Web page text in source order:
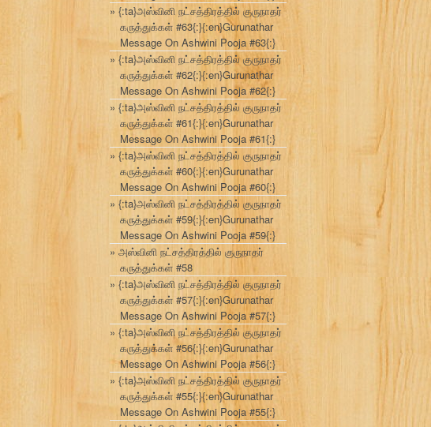
{:ta}அஸ்வினி நட்சத்திரத்தில் குருநாதர்
கருத்துக்கள் #63{:}{:en}Gurunathar
Message On Ashwini Pooja #63{:}
{:ta}அஸ்வினி நட்சத்திரத்தில் குருநாதர்
கருத்துக்கள் #62{:}{:en}Gurunathar
Message On Ashwini Pooja #62{:}
{:ta}அஸ்வினி நட்சத்திரத்தில் குருநாதர்
கருத்துக்கள் #61{:}{:en}Gurunathar
Message On Ashwini Pooja #61{:}
{:ta}அஸ்வினி நட்சத்திரத்தில் குருநாதர்
கருத்துக்கள் #60{:}{:en}Gurunathar
Message On Ashwini Pooja #60{:}
{:ta}அஸ்வினி நட்சத்திரத்தில் குருநாதர்
கருத்துக்கள் #59{:}{:en}Gurunathar
Message On Ashwini Pooja #59{:}
அஸ்வினி நட்சத்திரத்தில் குருநாதர்
கருத்துக்கள் #58
{:ta}அஸ்வினி நட்சத்திரத்தில் குருநாதர்
கருத்துக்கள் #57{:}{:en}Gurunathar
Message On Ashwini Pooja #57{:}
{:ta}அஸ்வினி நட்சத்திரத்தில் குருநாதர்
கருத்துக்கள் #56{:}{:en}Gurunathar
Message On Ashwini Pooja #56{:}
{:ta}அஸ்வினி நட்சத்திரத்தில் குருநாதர்
கருத்துக்கள் #55{:}{:en}Gurunathar
Message On Ashwini Pooja #55{:}